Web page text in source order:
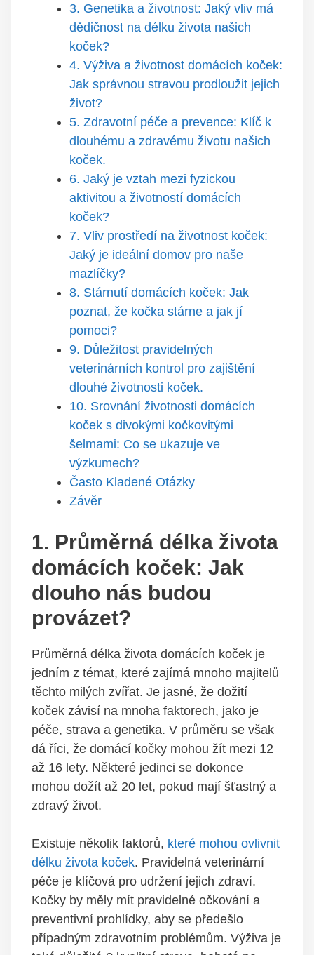
3. Genetika a životnost: Jaký vliv má
dědičnost na délku života našich
koček?
4. Výživa a životnost domácích koček:
Jak správnou stravou prodloužit jejich
život?
5. Zdravotní péče a prevence: Klíč k
dlouhému a zdravému životu našich
koček.
6. Jaký je vztah mezi fyzickou
aktivitou a životností domácích
koček?
7. Vliv prostředí na životnost koček:
Jaký je ideální domov pro naše
mazlíčky?
8. Stárnutí domácích koček: Jak
poznat, že kočka stárne a jak jí
pomoci?
9. Důležitost pravidelných
veterinárních kontrol pro zajištění
dlouhé životnosti koček.
10. Srovnání životnosti domácích
koček s divokými kočkovitými
šelmami: Co se ukazuje ve
výzkumech?
Často Kladené Otázky
Závěr
1. Průměrná délka života
domácích koček: Jak
dlouho nás budou
provázet?
Průměrná délka života domácích koček je
jedním z témat, které zajímá mnoho majitelů
těchto milých zvířat. Je jasné, že dožití
koček závisí na mnoha faktorech, jako je
péče, strava a genetika. V průměru se však
dá říci, že domácí kočky mohou žít mezi 12
až 16 lety. Některé jedinci se dokonce
mohou dožít až 20 let, pokud mají šťastný a
zdravý život.
Existuje několik faktorů, které mohou ovlivnit
délku života koček. Pravidelná veterinární
péče je klíčová pro udržení jejich zdraví.
Kočky by měly mít pravidelné očkování a
preventivní prohlídky, aby se předešlo
případným zdravotním problémům. Výživa je